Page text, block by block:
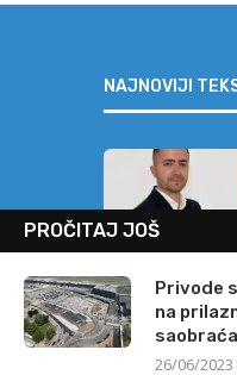
NAJNOVIJI
PROČITAJ JOŠ
Privode
na
26/06/2023